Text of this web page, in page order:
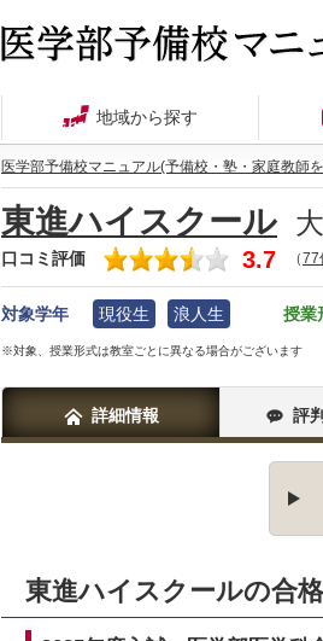
地域から探す
医学部予備校マニュアル(予備校・塾・家庭教師
東進ハイスクール
口コミ評価 3.7 （77
対象学年 現役生 浪人生 授業
※対象、授業形式は教室ごとに異なる場合がございます
詳細情報 評
東進ハイスクールの合